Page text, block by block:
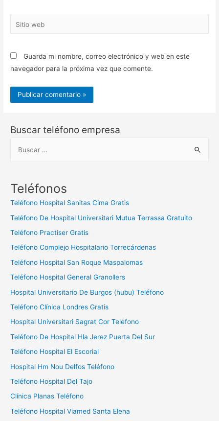
Sitio
Guarda mi nombre, correo electrónico y web en este
navegador para la próxima vez que comente.
Buscar teléfono empresa
c
:
Teléfonos
Teléfono Hospital Sanitas Cima Gratis
Teléfono De Hospital Universitari Mutua Terrassa Gratuito
Teléfono Practiser Gratis
Teléfono Complejo Hospitalario Torrecárdenas
Teléfono Hospital San Roque Maspalomas
Teléfono Hospital General Granollers
Hospital Universitario De Burgos (hubu) Teléfono
Teléfono Clínica Londres Gratis
Hospital Universitari Sagrat Cor Teléfono
Teléfono De Hospital Hla Jerez Puerta Del Sur
Teléfono Hospital El Escorial
Hospital Hm Nou Delfos Teléfono
Teléfono Hospital Del Tajo
Clínica Planas Teléfono
Teléfono Hospital Viamed Santa Elena